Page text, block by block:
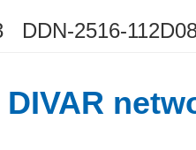
DDN-2516-
DIVAR